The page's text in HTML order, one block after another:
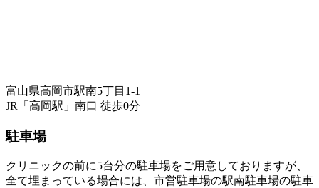
富山県高岡市駅南5丁目1-1
JR「高岡駅」南口 徒歩0分
駐車場
クリニックの前に5台分の駐車場をご用意しておりますが、
全て埋まっている場合には、市営駐車場の駅南駐車場の駐車